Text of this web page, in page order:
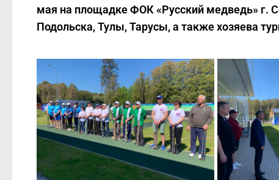
мая на площадке ФОК «Русский медведь» г.
Подольска, Тулы, Тарусы, а также хозяева